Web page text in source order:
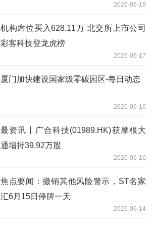
2026-06-18
机构席位买入628.11万 北交所上市公司
彩客科技登龙虎榜
2026-06-17
厦门加快建设国家级零碳园区-每日动态
2026-06-16
最资讯丨广合科技(01989.HK)获摩根大
通增持39.92万股
2026-06-16
焦点要闻：撤销其他风险警示，ST名家
汇6月15日停牌一天
2026-06-14